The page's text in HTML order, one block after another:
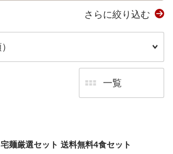
さらに絞り込む
宅麺厳選セット 送料無料4食セット